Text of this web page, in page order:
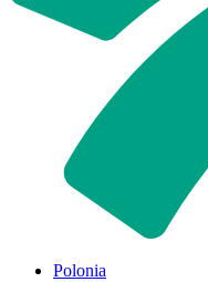
Polonia